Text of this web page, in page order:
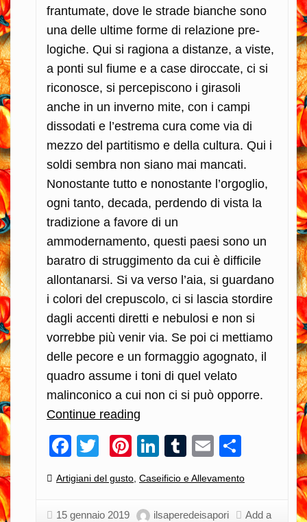
frantumate, dove le strade bianche sono
una delle ultime forme di relazione pre-
logiche. Qui si ragiona a distanze, a viste,
a ponti sul fiume e a case diroccate, ci si
riconosce, si percepiscono i girasoli
anche in un inverno mite, con i campi
dissodati e l’estrema cura come via di
mezzo del partitismo e della cultura. Qui i
soldi sembra non siano mai mancati.
Nonostante tutto e nonostante l’orgoglio,
ogni tanto, decada, perdendo di vista la
tradizione a favore di un
ammodernamento, questi paesi sono un
baratro di struggimento da cui è difficile
allontanarsi. Si va verso l’aia, si guardano
i colori del crepuscolo, ci si lascia stordire
dagli accenti diretti e nebulosi e non si
vorrebbe più venir via. Se poi ci mettiamo
delle pecore e un formaggio agognato, il
quadro assume i toni di quel velato
malinconico a cui non ci si può opporre.
Continue reading
Aretino
tra
latte
campi
Facebook
TwitterPinterest
LinkedIn
Tumblr
Email
Categories:
Artigiani del gusto, Caseificio e Allevamento
15 gennaio 2019 ilsaperedeisapori
Add a